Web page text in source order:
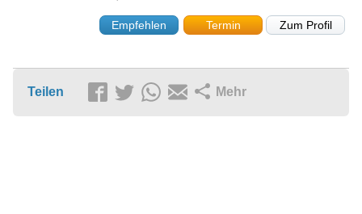
Empfehlen Termin Zum Profil
Teilen Mehr